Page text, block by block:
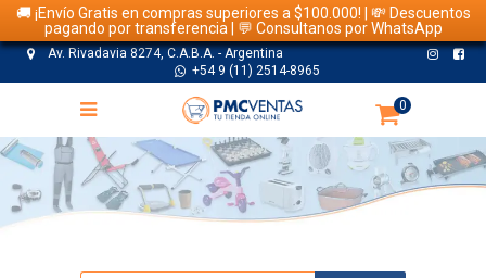
🚚 ¡Envío Gratis en compras superiores a $100.000! | 💸 Descuentos
pagando por transferencia | 💬 Consultanos por WhatsApp
Av. Rivadavia 8274, C.A.B.A. - Argentina
+54 9 (11) 2514-8965
0
TIENDA